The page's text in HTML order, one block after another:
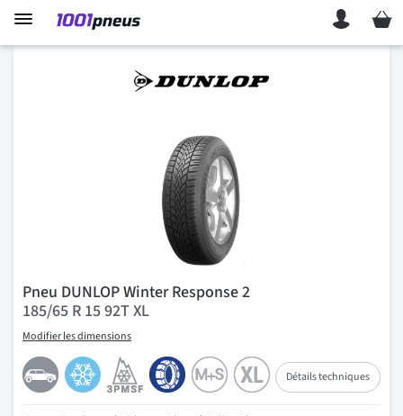
Mon
Pneu DUNLOP Winter Response 2
185/65 R 15 92T XL
Modifier les dimensions
Détails techniques